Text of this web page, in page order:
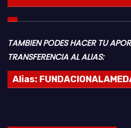
TAMBIEN PODES HACER TU
TRANSFERENCIA AL ALIAS:
Alias: